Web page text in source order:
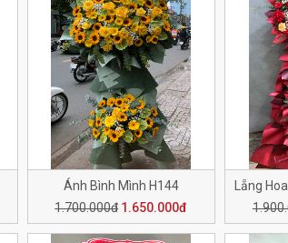
Ánh Bình Mình H144
1.700.000đ 1.650.000đ